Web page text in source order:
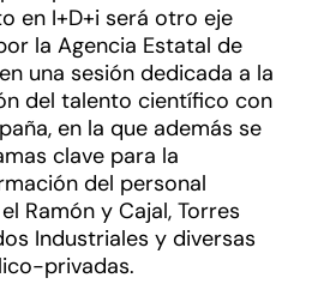
en I+D+i será otro eje
la Agencia Estatal de
una sesión dedicada a la
del talento científico con
en la que además se
clave para la
del personal
Ramón y Cajal, Torres
Industriales y diversas
privadas.